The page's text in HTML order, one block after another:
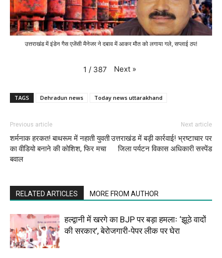
उत्तराखंड में इंडेन गैस एजेंसी मैनेजर ने दबाव में आकर मौत को लगाया गले, सप्लाई ठप!
1 / 387 Next »
TAGS Dehradun news Today news uttarakhand
Previous article
शर्मनाक हरकत! बाथरूम में नहाती युवती
का वीडियो बनाने की कोशिश, फिर मचा
बवाल
Next article
उत्तराखंड में बड़ी कार्रवाई! भ्रष्टाचार पर
जिला पर्यटन विकास अधिकारी सस्पेंड
RELATED ARTICLES MORE FROM AUTHOR
हल्द्वानी में खरगे का BJP पर बड़ा हमलाः ‘झूठे वादों
की सरकार’, बेरोजगारी-पेपर लीक पर घेरा